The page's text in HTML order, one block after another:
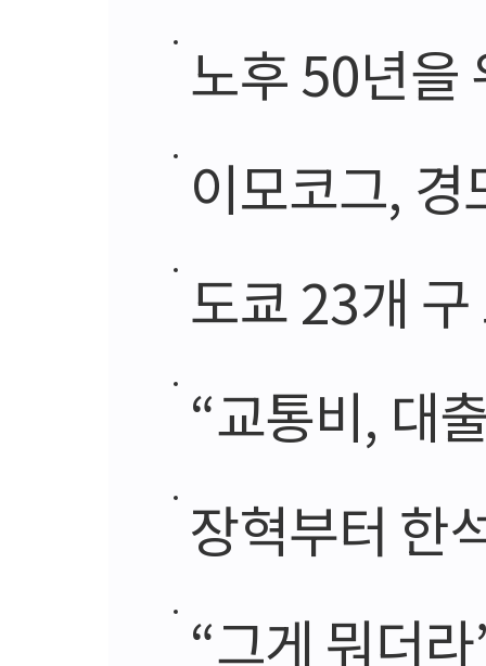
노후 50년을
이모코그, 경도
도쿄 23개
“교통비, 대출
장혁부터 한
“그게 뭐더